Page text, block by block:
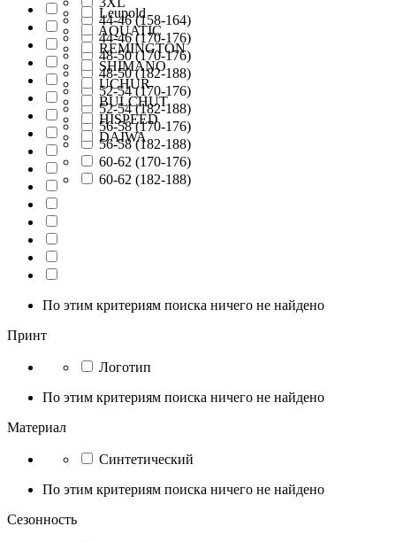
44-46 (158-164)
44-46 (170-176)
48-50 (170-176)
48-50 (182-188)
52-54 (170-176)
52-54 (182-188)
56-58 (170-176)
56-58 (182-188)
60-62 (170-176)
60-62 (182-188)
Leupold
AQUATIC
REMINGTON
SHIMANO
UCHUR
BULCHUT
HISPEED
DAIWA
По этим критериям поиска ничего не найдено
Принт
Логотип
По этим критериям поиска ничего не найдено
Материал
Синтетический
По этим критериям поиска ничего не найдено
Сезонность